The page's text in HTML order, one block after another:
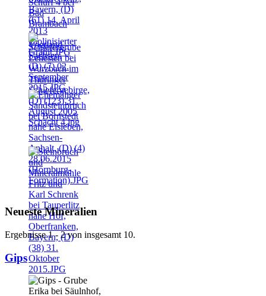
Neueste Mineralien
Ergebnisse 1 - 2 von insgesamt 10.
Gips